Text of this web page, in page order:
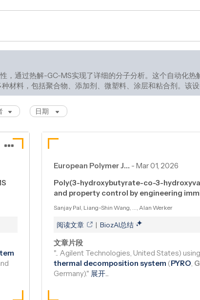
，通过热解-GC-MS实现了详细的分子分析。这个自动化
材料，包括聚合物、添加剂、微塑料、涂层和粘合剂。该
日期
European Polymer J… -Mar 01, 2026
Poly(3-hydroxybutyrate-co-3-
and property control by engineering
Sanjay Pal, Liang-Shin Wang, ..., Alan Werker
阅读文章 |BiozAI总结
文章片段
".. Agilent Technologies, United States)
thermal decomposition system (PYRO
Germany)." 展开